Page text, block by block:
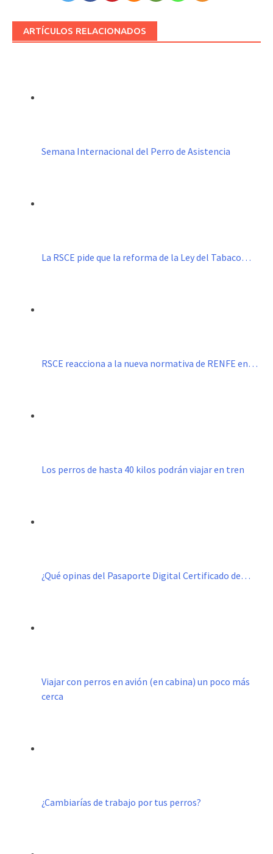
ARTÍCULOS RELACIONADOS
Semana Internacional del Perro de Asistencia
La RSCE pide que la reforma de la Ley del Tabaco…
RSCE reacciona a la nueva normativa de RENFE en…
Los perros de hasta 40 kilos podrán viajar en tren
¿Qué opinas del Pasaporte Digital Certificado de…
Viajar con perros en avión (en cabina) un poco más
cerca
¿Cambiarías de trabajo por tus perros?